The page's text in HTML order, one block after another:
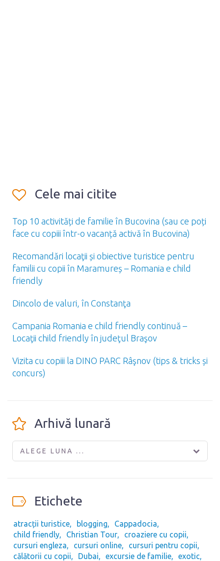
Cele mai citite
Top 10 activități de familie în Bucovina (sau ce poți
face cu copiii într-o vacanță activă în Bucovina)
Recomandări locaţii și obiective turistice pentru
familii cu copii în Maramureș – Romania e child
friendly
Dincolo de valuri, în Constanţa
Campania Romania e child friendly continuă –
Locaţii child friendly în judeţul Braşov
Vizita cu copiii la DINO PARC Râşnov (tips & tricks și
concurs)
Arhivă lunară
ALEGE LUNA ...
Etichete
atracții turistice blogging
Cappadocia
child friendly
Christian Tour
croaziere cu copii
cursuri engleza
cursuri online
cursuri pentru copii
călătorii cu copii
Dubai excursie de familie
exotic